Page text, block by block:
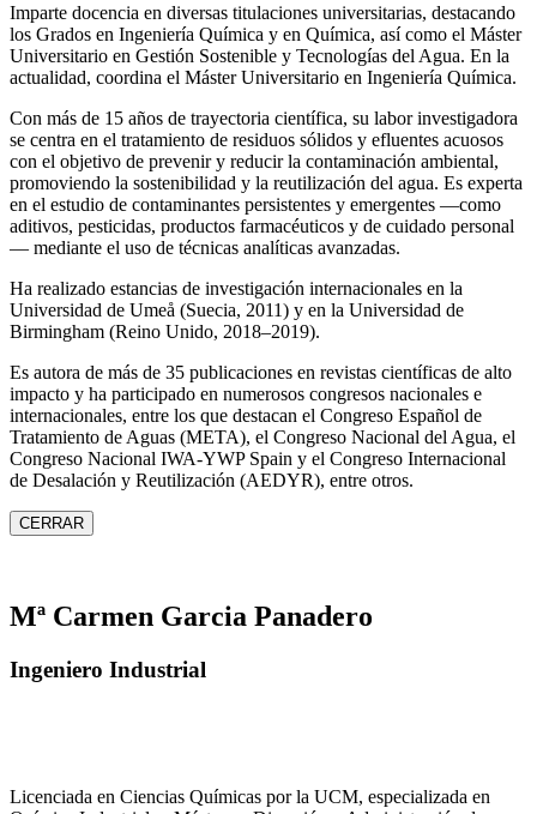
Imparte docencia en diversas titulaciones universitarias, destacando
los Grados en Ingeniería Química y en Química, así como el Máster
Universitario en Gestión Sostenible y Tecnologías del Agua. En la
actualidad, coordina el Máster Universitario en Ingeniería Química.
Con más de 15 años de trayectoria científica, su labor investigadora
se centra en el tratamiento de residuos sólidos y efluentes acuosos
con el objetivo de prevenir y reducir la contaminación ambiental,
promoviendo la sostenibilidad y la reutilización del agua. Es experta
en el estudio de contaminantes persistentes y emergentes —como
aditivos, pesticidas, productos farmacéuticos y de cuidado personal
— mediante el uso de técnicas analíticas avanzadas.
Ha realizado estancias de investigación internacionales en la
Universidad de Umeå (Suecia, 2011) y en la Universidad de
Birmingham (Reino Unido, 2018–2019).
Es autora de más de 35 publicaciones en revistas científicas de alto
impacto y ha participado en numerosos congresos nacionales e
internacionales, entre los que destacan el Congreso Español de
Tratamiento de Aguas (META), el Congreso Nacional del Agua, el
Congreso Nacional IWA‑YWP Spain y el Congreso Internacional
de Desalación y Reutilización (AEDYR), entre otros.
CERRAR
Mª Carmen Garcia Panadero
Ingeniero Industrial
Licenciada en Ciencias Químicas por la UCM, especializada en